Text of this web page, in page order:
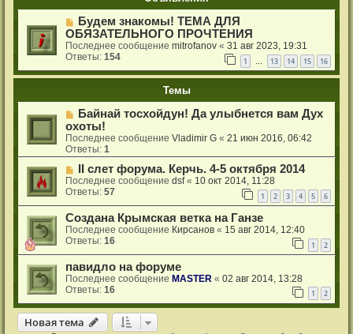
Будем знакомы! ТЕМА ДЛЯ
ОБЯЗАТЕЛЬНОГО ПРОЧТЕНИЯ
Последнее сообщениеmitrofanov «31 авг 2023, 19:31
Ответы:154 1 … 13 14 15 16
Темы
Байнай тосхойдун! Да улыбнется вам Дух
охоты!
Последнее сообщениеVladimir G «21 июн 2016, 06:42
Ответы:1
ІІ слет форума. Керчь. 4-5 октября 2014
Последнее сообщениеdsf« 10 окт 2014, 11:28
Ответы:57 1 2 3 4 5 6
Создана Крымская ветка на Ганзе
Последнее сообщение Кирсанов « 15 авг 2014, 12:40
Ответы:16 1 2
павидло на форуме
Последнее сообщениеMASTER «02 авг 2014, 13:28
Ответы:16 1 2
Новая тема
Новаятема